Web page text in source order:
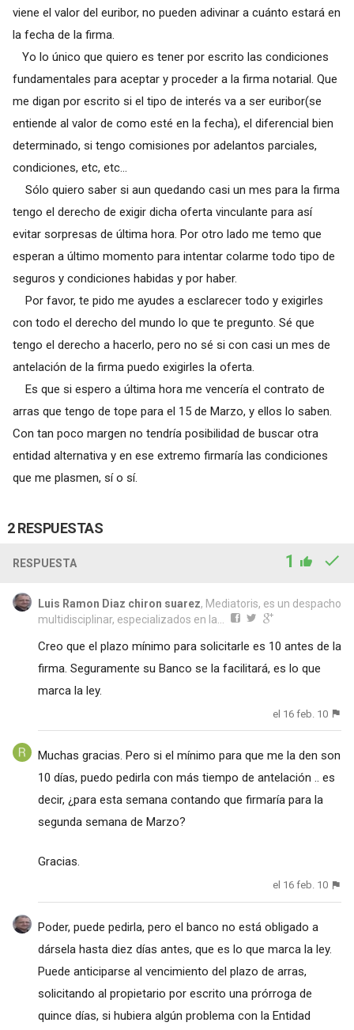
viene el valor del euribor, no pueden adivinar a cuánto estará en
la fecha de la firma.
Yo lo único que quiero es tener por escrito las condiciones
fundamentales para aceptar y proceder a la firma notarial. Que
me digan por escrito si el tipo de interés va a ser euribor(se
entiende al valor de como esté en la fecha), el diferencial bien
determinado, si tengo comisiones por adelantos parciales,
condiciones, etc, etc...
Sólo quiero saber si aun quedando casi un mes para la firma
tengo el derecho de exigir dicha oferta vinculante para así
evitar sorpresas de última hora. Por otro lado me temo que
esperan a último momento para intentar colarme todo tipo de
seguros y condiciones habidas y por haber.
Por favor, te pido me ayudes a esclarecer todo y exigirles
con todo el derecho del mundo lo que te pregunto. Sé que
tengo el derecho a hacerlo, pero no sé si con casi un mes de
antelación de la firma puedo exigirles la oferta.
Es que si espero a última hora me vencería el contrato de
arras que tengo de tope para el 15 de Marzo, y ellos lo saben.
Con tan poco margen no tendría posibilidad de buscar otra
entidad alternativa y en ese extremo firmaría las condiciones
que me plasmen, sí o sí.
2 RESPUESTAS
RESPUESTA 1
Luis Ramon Diaz chiron suarez, Mediatoris, es un despacho
multidisciplinar, especializados en la...
Creo que el plazo mínimo para solicitarle es 10 antes de la
firma. Seguramente su Banco se la facilitará, es lo que
marca la ley.
el 16 feb. 10
Muchas gracias. Pero si el mínimo para que me la den son
10 días, puedo pedirla con más tiempo de antelación .. es
decir, ¿para esta semana contando que firmaría para la
segunda semana de Marzo?
Gracias.
el 16 feb. 10
Poder, puede pedirla, pero el banco no está obligado a
dársela hasta diez días antes, que es lo que marca la ley.
Puede anticiparse al vencimiento del plazo de arras,
solicitando al propietario por escrito una prórroga de
quince días, si hubiera algún problema con la Entidad